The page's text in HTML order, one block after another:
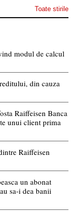
Toate stirile
modul de calcul
din cauza
Raiffeisen Banca
unui client prima
Raiffeisen
un abonat
sa-i dea banii